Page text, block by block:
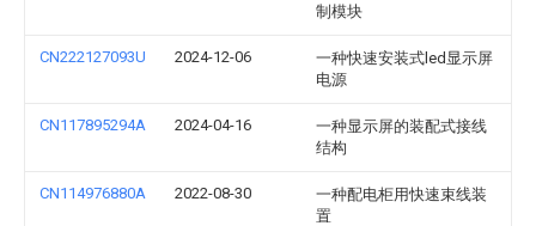
制模块
CN222127093U 2024-12-06
一种快速安装式led显示屏
电源
CN117895294A 2024-04-16
一种显示屏的装配式接线
结构
CN114976880A 2022-08-30
一种配电柜用快速束线装
置